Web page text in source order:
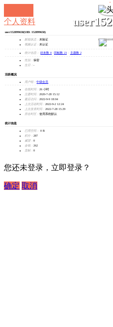
个人资料
user152899658(UID: 152899658)
邮箱状态： 未验证
视频认证： 未认证
统计信息： 好友数 0 回帖数 23 主题数 2
性别： 保密
生日： -
活跃概况
用户组： 中级会员
在线时间： 26 小时
注册时间： 2020-7-28 15:12
最后访问： 2022-9-9 18:04
上次活动时间： 2022-9-2 12:24
上次发表时间： 2022-7-28 15:29
所在时区： 使用系统默认
统计信息
已用空间：
0 B
积分： 287
威望： 0
金钱： 262
贡献： 0
您还未登录，立即登录？
确定 取消